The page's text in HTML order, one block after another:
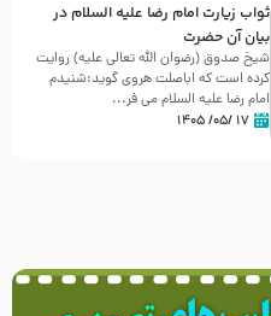
ثواب زیارت امام رضا علیه السلام در
بیان آن حضرت
شیخ صدوق (رضوان الله تعالی علیه) روایت
کرده است که اباصلت هروی گوید:شنیدم
امام رضا علیه السلام می فر...
۱۷ /۰۵/ ۱۴۰۵